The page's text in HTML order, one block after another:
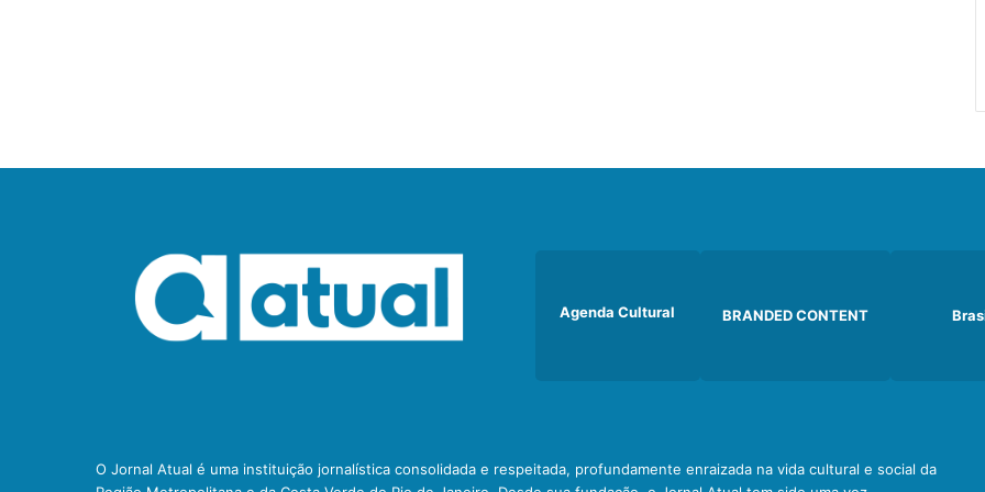
Agenda Cultural BRANDED CONTENT
O Jornal Atual é uma instituição jornalística consolidada e respeitada, profundamente enraizada na vida cultural e social da